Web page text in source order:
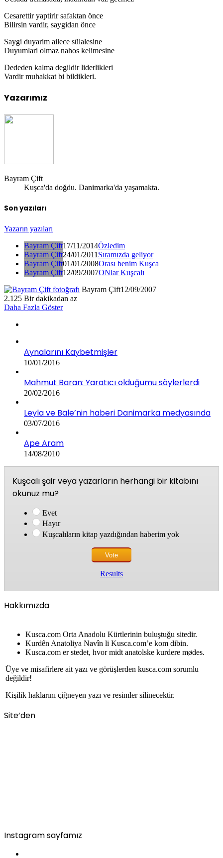
Cesarettir yaptirir safaktan önce
Bilirsin vardir, saygidan önce
Saygi duyarim ailece sülalesine
Duyumlari olmaz nahos kelimesine
Dededen kalma degildir liderlikleri
Vardir muhakkat bi bildikleri.
Yazarımız
Bayram Çift
Kuşca'da doğdu. Danimarka'da yaşamakta.
Son yazıları
Yazarın yazıları
Bayram Çift17/11/2014Özledim
Bayram Çift24/01/2011 Sıramızda geliyor
Bayram Çift01/01/2008Orası benim Kuşca
Bayram Çift12/09/2007ONlar Kuşcalı
Bayram Çift12/09/2007
2.125 Bir dakikadan az
Daha Fazla Göster
Aynalarını Kaybetmişler
10/01/2016
Mahmut Baran: Yaratıcı olduğumu söylerlerdi
20/02/2016
Leyla ve Bale’nin haberi Danimarka medyasında
03/07/2016
Ape Aram
14/08/2010
Kuşcalı şair veya yazarların herhangi bir kitabını
okunuz mu?
Evet
Hayır
Kuşcalıların kitap yazdığından haberim yok
Results
Hakkımızda
Kusca.com Orta Anadolu Kürtlerinin buluştuğu sitedir.
Kurdên Anatoliya Navîn li Kusca.com’e kom dibin.
Kusca.com er stedet, hvor midt anatolske kurdere mødes.
Üye ve misafirlere ait yazı ve görüşlerden kusca.com sorumlu
değildir!
Kişilik haklarını çiğneyen yazı ve resimler silinecektir.
Site’den
Instagram sayfamız